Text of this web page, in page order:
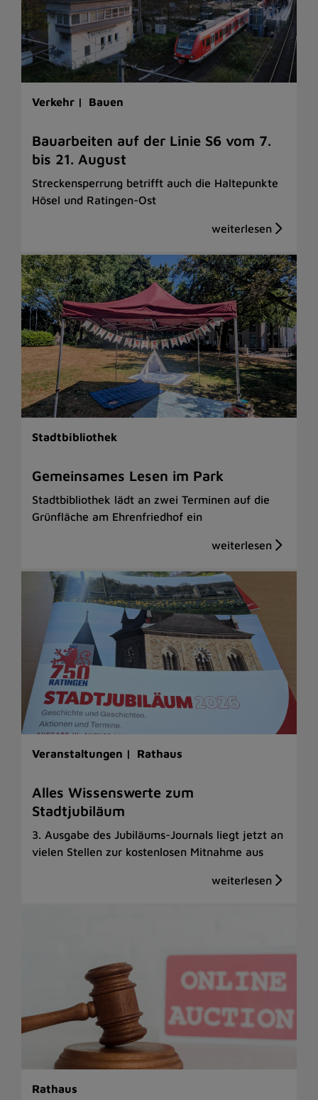
Verkehr | Bauen
Bauarbeiten auf der Linie S6 vom 7.
bis 21. August
Streckensperrung betrifft auch die Haltepunkte
Hösel und Ratingen-Ost
Stadtbibliothek
Gemeinsames Lesen im Park
Stadtbibliothek lädt an zwei Terminen auf die
Grünfläche am Ehrenfriedhof ein
Veranstaltungen | Rathaus
Alles Wissenswerte zum
Stadtjubiläum
3. Ausgabe des Jubiläums-Journals liegt jetzt an
vielen Stellen zur kostenlosen Mitnahme aus
Rathaus